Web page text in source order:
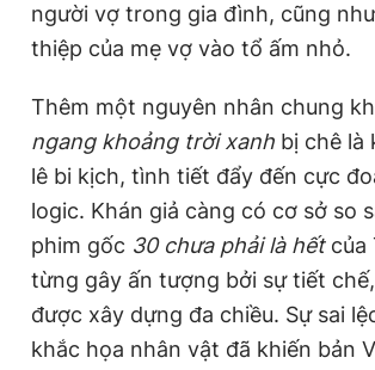
người vợ trong gia đình, cũng
thiệp của mẹ vợ vào tổ ấm nhỏ.
Thêm một nguyên nhân chung
ngang khoảng trời xanh bị chê là
lê bi kịch, tình tiết đẩy đến cực
logic. Khán giả càng có cơ sở so
phim gốc 30 chưa phải là hếtcủa
từng gây ấn tượng bởi sự tiết
được xây dựng đa chiều. Sự sai
khắc họa nhân vật đã khiến bản